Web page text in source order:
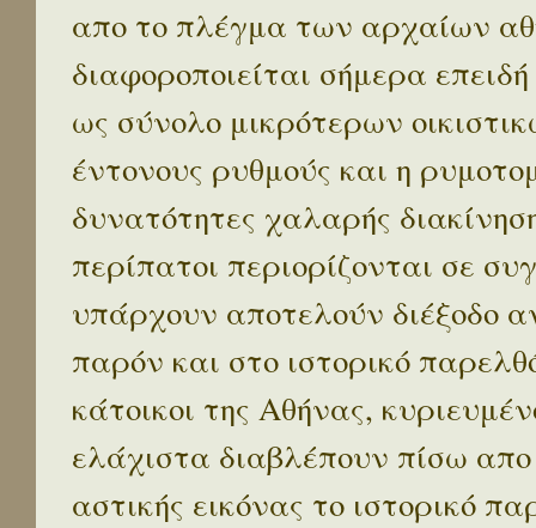
απο το πλέγμα των αρχαίων
διαφοροποιείται σήμερα
ως σύνολο μικρότερων
έντονους ρυθμούς και η
δυνατότητες χαλαρής
περίπατοι περιορίζονται σε
υπάρχουν αποτελούν διέξοδο
παρόν και στο ιστορικό
κάτοικοι της Αθήνας,
ελάχιστα διαβλέπουν πίσω
αστικής εικόνας το ιστορικό